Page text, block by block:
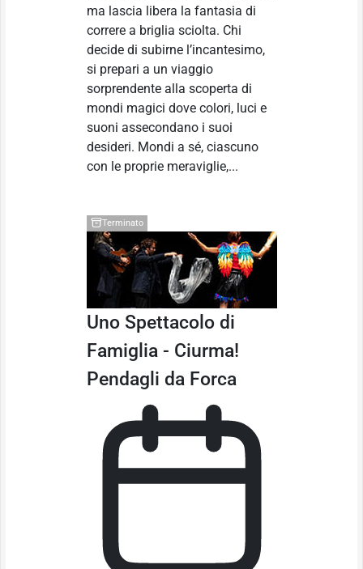
ma lascia libera la fantasia di
correre a briglia sciolta. Chi
decide di subirne l’incantesimo,
si prepari a un viaggio
sorprendente alla scoperta di
mondi magici dove colori, luci e
suoni assecondano i suoi
desideri. Mondi a sé, ciascuno
con le proprie meraviglie,...
Terminato
Uno Spettacolo di
Famiglia - Ciurma!
Pendagli da Forca